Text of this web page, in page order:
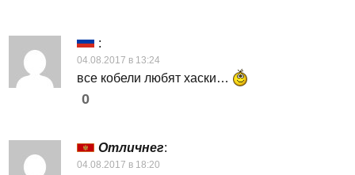
:
04.08.2017 в 13:24
все кобели любят хаски…
0
Отличнег:
04.08.2017 в 18:20